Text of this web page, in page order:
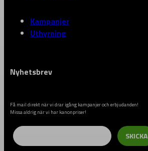
Kampanjer
Uthyrning
Nyhetsbrev
Få mail direkt när vi drar igång kampanjer och erbjudanden!
Missa aldrig när vi har kanonpriser!
Email
SKICKA